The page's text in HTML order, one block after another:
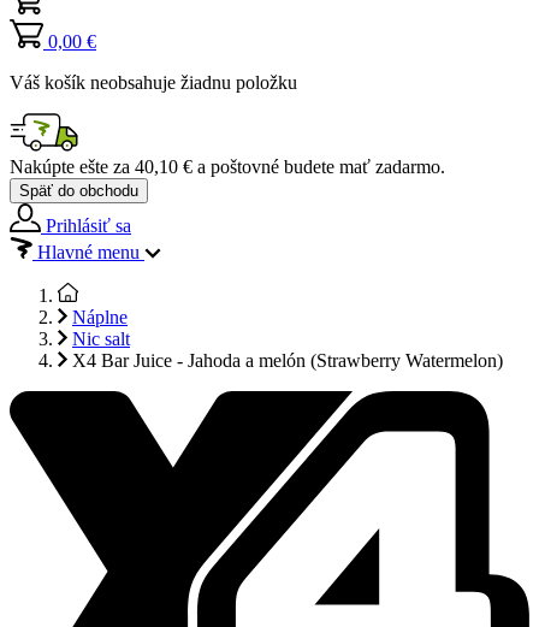
0,00 €
Váš košík neobsahuje žiadnu položku
Nakúpte ešte za 40,10 € a poštovné budete mať zadarmo.
Späť do obchodu
Prihlásiť sa
Hlavné menu
Náplne
Nic salt
X4 Bar Juice - Jahoda a melón (Strawberry Watermelon)